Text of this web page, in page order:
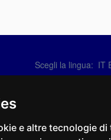
e altre tecnologie
Scegli la lingua: IT
Social